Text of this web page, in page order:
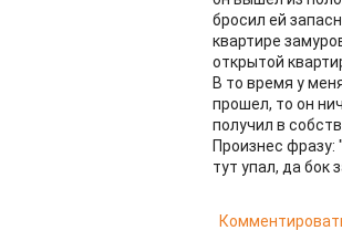
бросил ей
квартире
открытой
В то время у
прошел, то он
получил в
Произнес
тут упал, да бок